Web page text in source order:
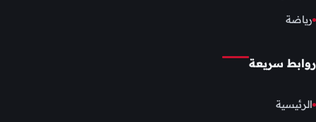
رياضة
روابط سريعة
الرئيسية